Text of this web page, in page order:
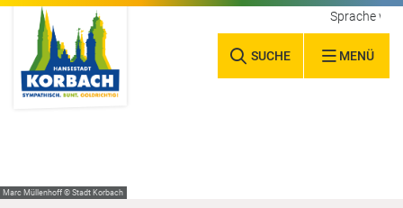
SUCHE MENÜ
Sprache
Marc Müllenhoff © Stadt Korbach